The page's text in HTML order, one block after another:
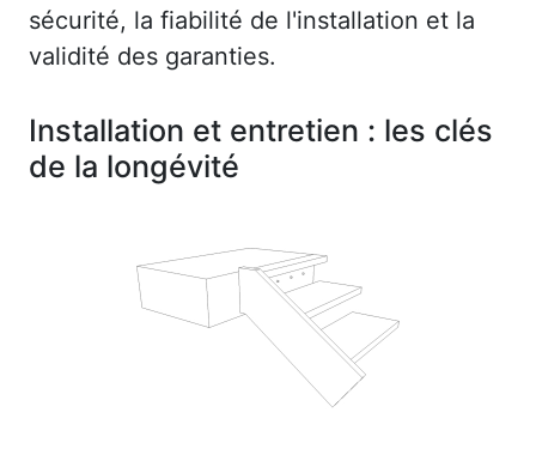
sécurité, la fiabilité de l'installation et la
validité des garanties.
Installation et entretien : les clés
de la longévité